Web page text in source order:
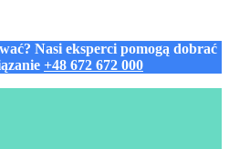
Nasi eksperci pomogą dobrać
+48 672 672 000